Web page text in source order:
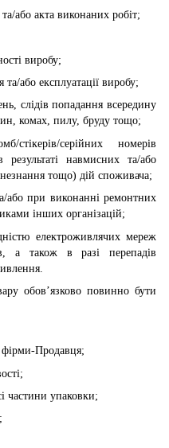
або акта виконаних робіт;
виробу;
або експлуатації виробу;
слідів попадання всередину
комах, пилу, бруду тощо;
серійних номерів
навмисних та/або
тощо) дій споживача;
або при виконанні ремонтних
інших організацій;
електроживлячих мереж
а також в разі перепадів
обов’язково повинно бути
фірми-Продавця;
частини упаковки;